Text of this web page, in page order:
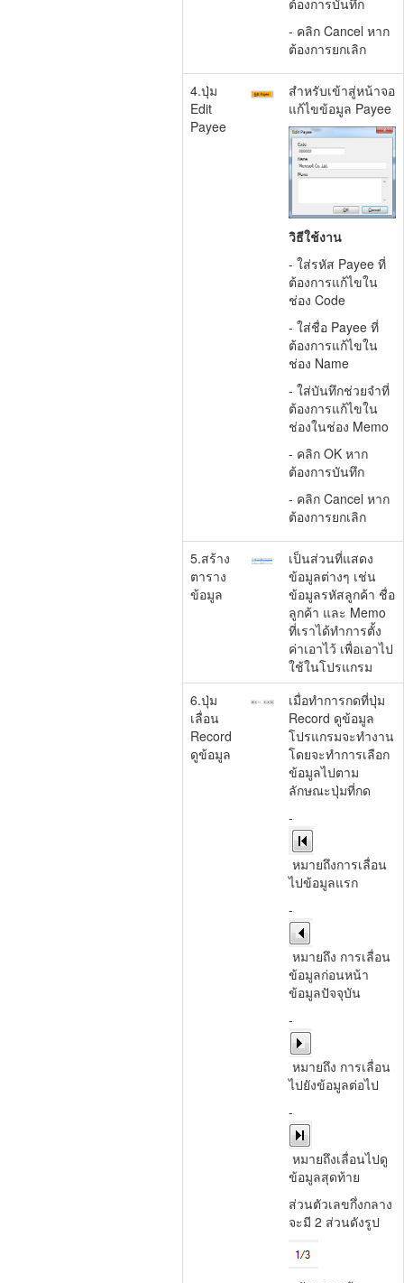
- คลิก Cancel หาก
ต้องการยกเลิก
4.ปุ่ม
Edit
Payee
สำหรับเข้าสู่หน้าจอ
แก้ไขข้อมูล Payee
วิธีใช้งาน
- ใส่รหัส Payee ที่
ต้องการแก้ไขใน
ช่อง Code
- ใส่ชื่อ Payee ที่
ต้องการแก้ไขใน
ช่อง Name
- ใส่บันทึกช่วยจำที่
ต้องการแก้ไขใน
ช่องในช่อง Memo
- คลิก OK หาก
ต้องการบันทึก
- คลิก Cancel หาก
ต้องการยกเลิก
5.สร้าง
ตาราง
ข้อมูล
เป็นส่วนที่แสดง
ข้อมูลต่างๆ เช่น
ข้อมูลรหัสลูกค้า ชื่อ
ลูกค้า และ Memo
ที่เราได้ทำการตั้ง
ค่าเอาไว้ เพื่อเอาไป
ใช้ในโปรแกรม
6.ปุ่ม
เลื่อน
Record
ดูข้อมูล
เมื่อทำการกดที่ปุ่ม
Record ดูข้อมูล
โปรแกรมจะทำงาน
โดยจะทำการเลือก
ข้อมูลไปตาม
ลักษณะปุ่มที่กด
-
หมายถึงการเลื่อน
ไปข้อมูลแรก
-
หมายถึง การเลื่อน
ข้อมูลก่อนหน้า
ข้อมูลปัจจุบัน
-
หมายถึง การเลื่อน
ไปยังข้อมูลต่อไป
-
หมายถึงเลื่อนไปดู
ข้อมูลสุดท้าย
ส่วนตัวเลขกึ่งกลาง
จะมี 2 ส่วนดังรูป